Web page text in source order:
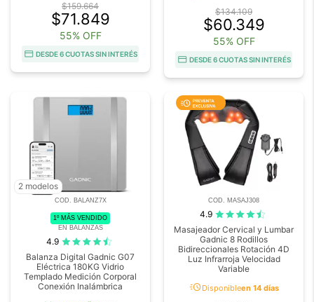
$159.664
$71.849
55% OFF
DESDE 6 CUOTAS SIN INTERÉS
$134.109
$60.349
55% OFF
DESDE 6 CUOTAS SIN INTERÉS
2 modelos
COD. BALANZ7X
1º MÁS VENDIDO
EN BALANZAS
4.9
Balanza Digital Gadnic G07
Eléctrica 180KG Vidrio
Templado Medición Corporal
Conexión Inalámbrica
COD. MASAJ308
4.9
Masajeador Cervical y Lumbar
Gadnic 8 Rodillos
Bidireccionales Rotación 4D
Luz Infrarroja Velocidad
Variable
acuteDisponibleen 14 días